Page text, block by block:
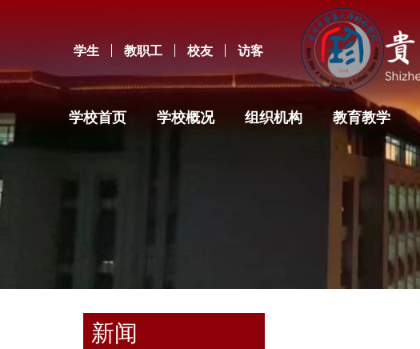
学生 教职工 校友 访客
学校首页 学校概况 组织机构 教育教学
新闻